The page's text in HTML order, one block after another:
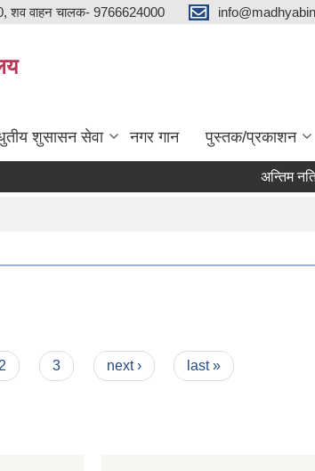
शव वाहन चालक- 9766624000
शुसासन सेवा नगर गान पुस्तक/प्रकाशन
अन्तिम
2 3 next › last »